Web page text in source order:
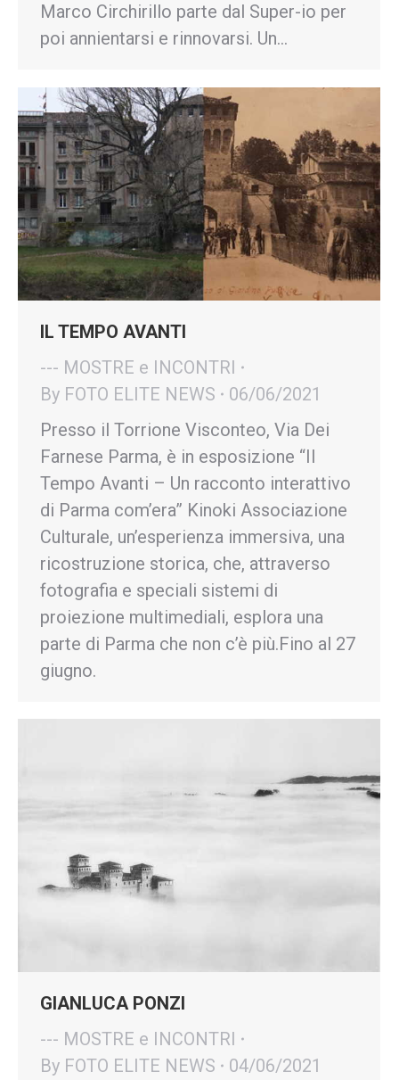
Marco Circhirillo parte dal Super-io per
poi annientarsi e rinnovarsi. Un…
IL TEMPO AVANTI
--- MOSTRE e INCONTRI
By FOTO ELITE NEWS
06/06/2021
Presso il Torrione Visconteo, Via Dei
Farnese Parma, è in esposizione “Il
Tempo Avanti – Un racconto interattivo
di Parma com’era” Kinoki Associazione
Culturale, un’esperienza immersiva, una
ricostruzione storica, che, attraverso
fotografia e speciali sistemi di
proiezione multimediali, esplora una
parte di Parma che non c’è più.Fino al 27
giugno.
GIANLUCA PONZI
--- MOSTRE e INCONTRI
By FOTO ELITE NEWS
04/06/2021